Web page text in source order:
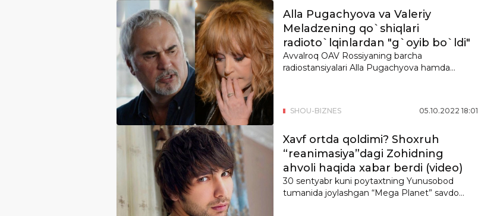
SHOU-BIZNES 05.10.2022 18:01
Alla Pugachyova va Valeriy
Meladzening qo`shiqlari
radioto`lqinlardan "g`oyib bo`ldi"
Avvalroq OAV Rossiyaning barcha
radiostansiyalari Alla Pugachyova hamda
Xavf ortda qoldimi? Shoxruh
“reanimasiya”dagi Zohidning
ahvoli haqida xabar berdi (video)
30 sentyabr kuni poytaxtning Yunusobod
tumanida joylashgan “Mega Planet” savdo